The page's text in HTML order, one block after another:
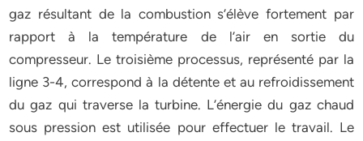
gaz résultant de la combustion s’élève fortement par
rapport à la température de l’air en sortie du
compresseur. Le troisième processus, représenté par la
ligne 3-4, correspond à la détente et au refroidissement
du gaz qui traverse la turbine. L’énergie du gaz chaud
sous pression est utilisée pour effectuer le travail. Le